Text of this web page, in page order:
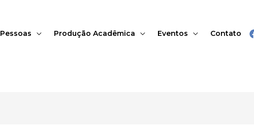
Pessoas Produção Acadêmica Eventos Contato